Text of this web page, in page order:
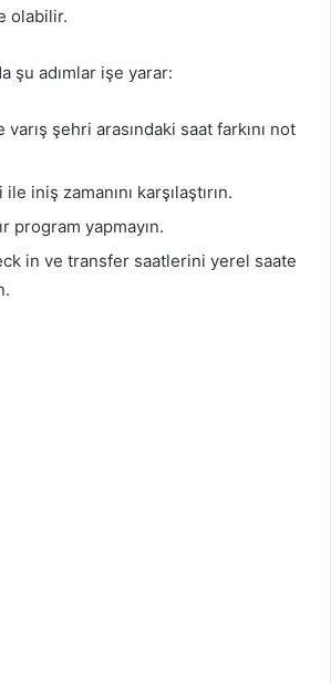
olabilir.
şu adımlar işe yarar:
varış şehri arasındaki saat farkını not
iniş zamanını karşılaştırın.
program yapmayın.
in ve transfer saatlerini yerel saate